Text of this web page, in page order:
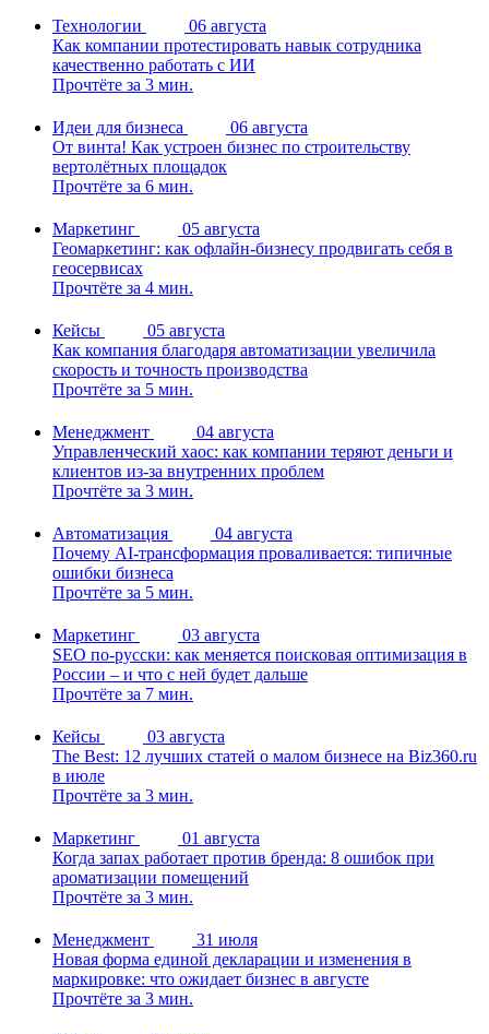
Технологии
06 августа
Как компании протестировать навык сотрудника
качественно работать с ИИ
Прочтёте за 3 мин.
Идеи для бизнеса
06 августа
От винта! Как устроен бизнес по строительству
вертолётных площадок
Прочтёте за 6 мин.
Маркетинг
05 августа
Геомаркетинг: как офлайн-бизнесу продвигать себя в
геосервисах
Прочтёте за 4 мин.
Кейсы
05 августа
Как компания благодаря автоматизации увеличила
скорость и точность производства
Прочтёте за 5 мин.
Менеджмент
04 августа
Управленческий хаос: как компании теряют деньги и
клиентов из-за внутренних проблем
Прочтёте за 3 мин.
Автоматизация
04 августа
Почему AI-трансформация проваливается: типичные
ошибки бизнеса
Прочтёте за 5 мин.
Маркетинг
03 августа
SEO по-русски: как меняется поисковая оптимизация в
России – и что с ней будет дальше
Прочтёте за 7 мин.
Кейсы
03 августа
The Best: 12 лучших статей о малом бизнесе на Biz360.ru
в июле
Прочтёте за 3 мин.
Маркетинг
01 августа
Когда запах работает против бренда: 8 ошибок при
ароматизации помещений
Прочтёте за 3 мин.
Менеджмент
31 июля
Новая форма единой декларации и изменения в
маркировке: что ожидает бизнес в августе
Прочтёте за 3 мин.